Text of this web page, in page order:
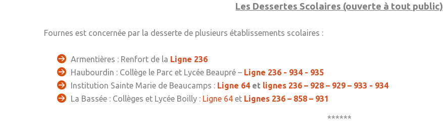
Les Dessertes Scolaires (ouverte à tout public)
Fournes est concernée par la desserte de plusieurs établissements scolaires :
Armentières : Renfort de la Ligne 236
Haubourdin : Collège le Parc et Lycée Beaupré – Ligne 236 - 934 - 935
Institution Sainte Marie de Beaucamps : Ligne 64 et lignes 236 – 928 – 929 – 933 - 934
La Bassée : Collèges et Lycée Boilly : Ligne 64 et Lignes 236 – 858 – 931
******